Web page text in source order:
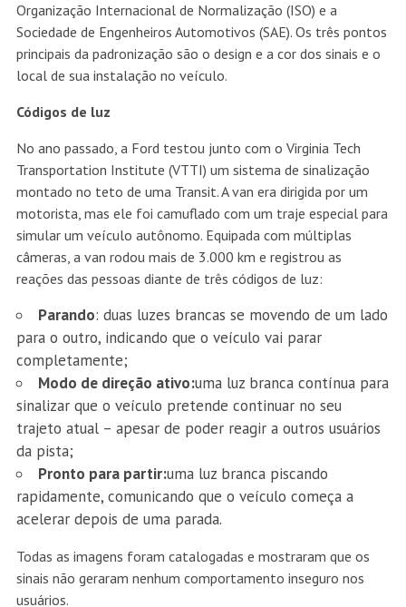
Organização Internacional de Normalização (ISO) e a
Sociedade de Engenheiros Automotivos (SAE). Os três pontos
principais da padronização são o design e a cor dos sinais e o
local de sua instalação no veículo.
Códigos de luz
No ano passado, a Ford testou junto com o Virginia Tech
Transportation Institute (VTTI) um sistema de sinalização
montado no teto de uma Transit. A van era dirigida por um
motorista, mas ele foi camuflado com um traje especial para
simular um veículo autônomo. Equipada com múltiplas
câmeras, a van rodou mais de 3.000 km e registrou as
reações das pessoas diante de três códigos de luz:
Parando: duas luzes brancas se movendo de um lado
para o outro, indicando que o veículo vai parar
completamente;
Modo de direção ativo:uma luz branca contínua para
sinalizar que o veículo pretende continuar no seu
trajeto atual – apesar de poder reagir a outros usuários
da pista;
Pronto para partir:uma luz branca piscando
rapidamente, comunicando que o veículo começa a
acelerar depois de uma parada.
Todas as imagens foram catalogadas e mostraram que os
sinais não geraram nenhum comportamento inseguro nos
usuários.